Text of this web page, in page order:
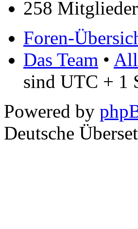
258 Mitglieder
Foren-
Das Team •
sind UTC + 1
Powered by
Deutsche